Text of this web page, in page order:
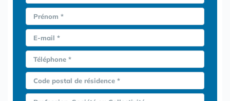
Prénom *
E-mail *
Téléphone *
Code postal de résidence *